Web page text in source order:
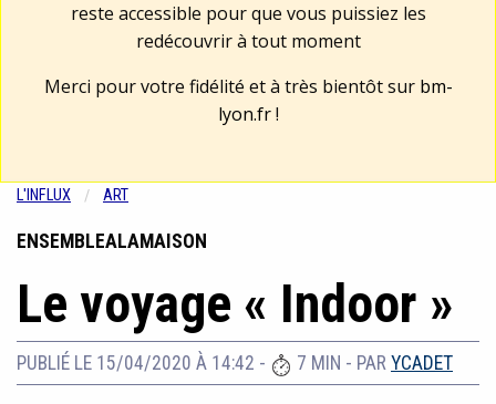
reste accessible pour que vous puissiez les
redécouvrir à tout moment
Merci pour votre fidélité et à très bientôt sur bm-
lyon.fr!
L'INFLUX ART
ENSEMBLEALAMAISON
Le voyage « Indoor »
PUBLIÉ LE 15/04/2020 À 14:42 - 7 MIN - PAR YCADET